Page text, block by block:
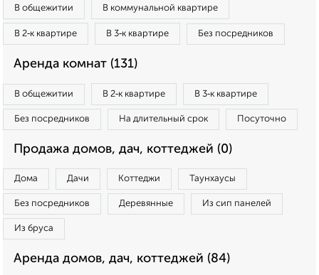
В общежитии В коммунальной квартире
В 2‑к квартире В 3‑к квартире Без посредников
Аренда комнат (131)
В общежитии В 2‑к квартире В 3‑к квартире
Без посредников На длительный срок Посуточно
Продажа домов, дач, коттеджей (0)
Дома Дачи Коттеджи Таунхаусы
Без посредников Деревянные Из сип панелей
Из бруса
Аренда домов, дач, коттеджей (84)